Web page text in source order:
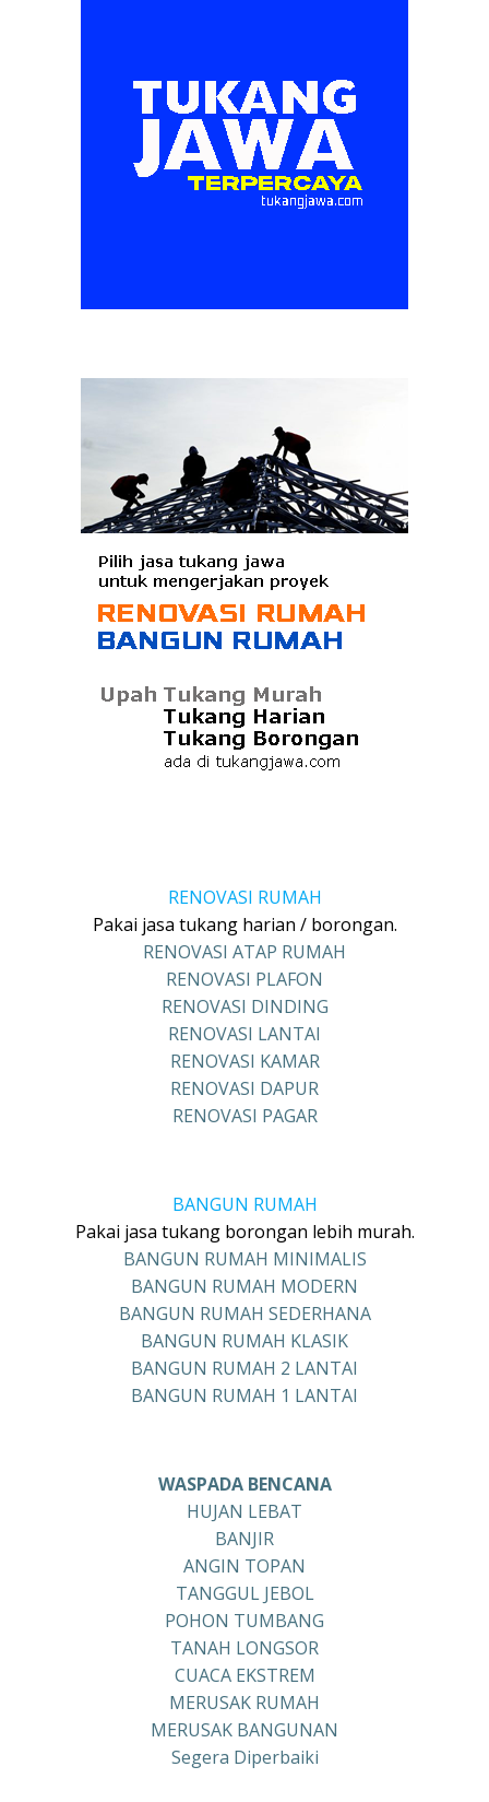
RENOVASI RUMAH
Pakai jasa tukang harian / borongan.
RENOVASI ATAP RUMAH
RENOVASI PLAFON
RENOVASI DINDING
RENOVASI LANTAI
RENOVASI KAMAR
RENOVASI DAPUR
RENOVASI PAGAR
BANGUN RUMAH
Pakai jasa tukang borongan lebih murah.
BANGUN RUMAH MINIMALIS
BANGUN RUMAH MODERN
BANGUN RUMAH SEDERHANA
BANGUN RUMAH KLASIK
BANGUN RUMAH 2 LANTAI
BANGUN RUMAH 1 LANTAI
WASPADA BENCANA
HUJAN LEBAT
BANJIR
ANGIN TOPAN
TANGGUL JEBOL
POHON TUMBANG
TANAH LONGSOR
CUACA EKSTREM
MERUSAK RUMAH
MERUSAK BANGUNAN
Segera Diperbaiki